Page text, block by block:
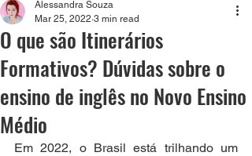
O que são Itinerários
Formativos? Dúvidas sobre o
ensino de inglês no Novo Ensino
Médio
Alessandra Souza
Mar 25, 2022 3 min read
Em 2022, o Brasil está trilhando um